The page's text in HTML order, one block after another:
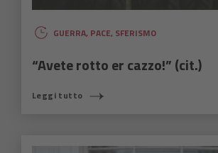
GUERRA, PACE, SFERISMO
“Avete rotto er cazzo!” (cit.)
Leggi tutto